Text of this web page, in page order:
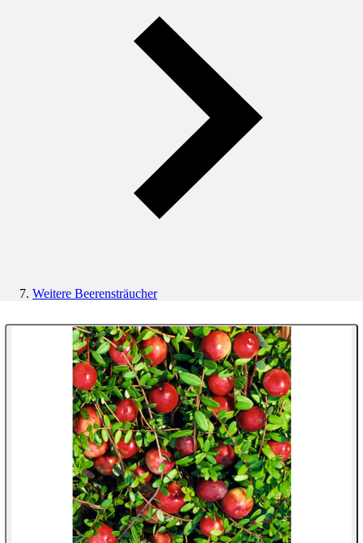
Weitere Beerensträucher